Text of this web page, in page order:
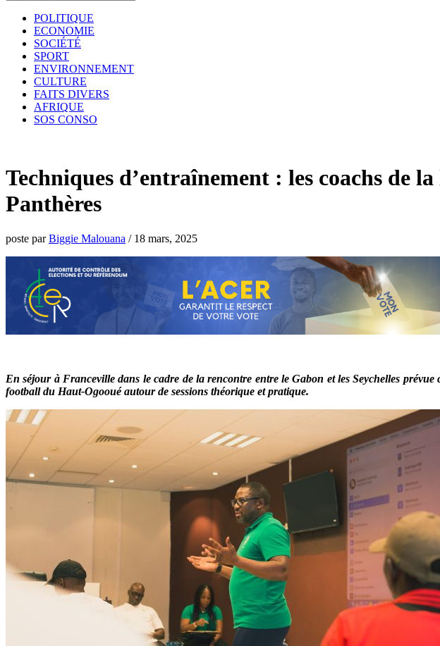
POLITIQUE
ECONOMIE
SOCIÉTÉ
SPORT
ENVIRONNEMENT
CULTURE
FAITS DIVERS
AFRIQUE
SOS CONSO
Techniques d’entraînement : les coachs de
Panthères
poste parBiggie Malouana / 18 mars, 2025
En séjour à Franceville dans le cadre de la rencontre entre le Gabon et les Seychelles
football du Haut-Ogooué autour de sessions théorique et pratique.